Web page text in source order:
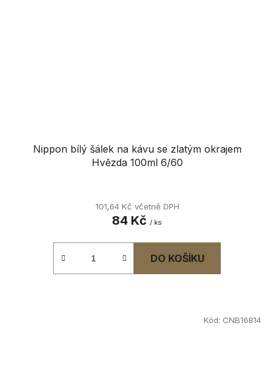
Nippon bílý šálek na kávu se zlatým okrajem
Hvězda 100ml 6/60
101,64 Kč včetně DPH
84 Kč / ks
DO KOŠÍKU
Kód: CNB16814